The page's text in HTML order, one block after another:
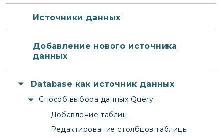
Источники данных
Добавление нового источника
данных
Database как источник данных
Способ выбора данных Query
Добавление таблиц
Редактирование столбцов таблицы